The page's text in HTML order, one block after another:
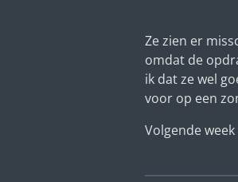
Ze zien er
omdat de
ik dat ze wel
voor op een
Volgende